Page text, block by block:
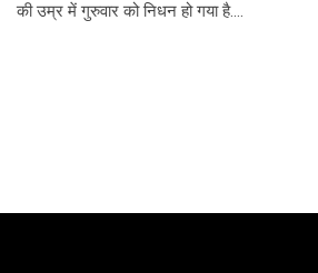
की उम्र में गुरुवार को निधन हो गया है.…